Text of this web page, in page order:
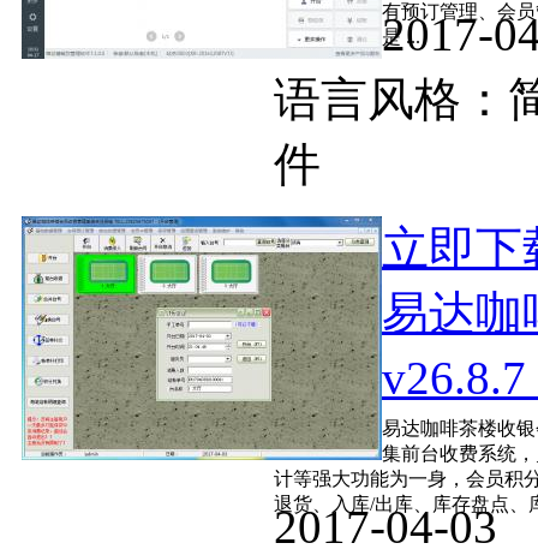
有预订管理、会
是 ...
语言风格
件
立即下
易达咖
易达咖啡茶楼收
集前台收费系统
计等强大功能为一身，会员积
退货、入库/出库、库存盘点、
2017-04-